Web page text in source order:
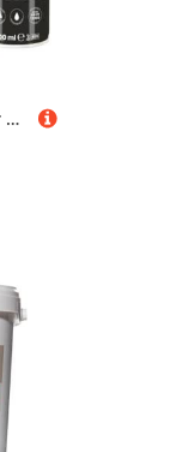
Tonis SCHIMMELSCHOCK 4er Set 5.1 Anti-Schimmel-Farbe mit 99,999% antimikrobieller Wirkung | Sprühfarbe für ca. 1,5 m², wissenschaftlich nachgewiesene Sofortwirkung | Effektiv und zuverlässig